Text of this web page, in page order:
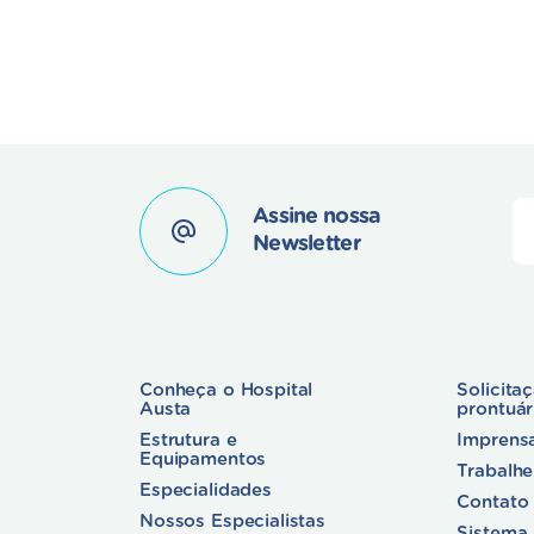
Assine nossa
Newsletter
Conheça o Hospital
Austa
Estrutura e
Equipamentos
Especialidades
Nossos Especialistas
Contato